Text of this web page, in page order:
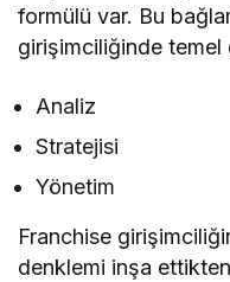
formülü var. Bu
girişimciliğinde temel
Analiz
Stratejisi
Yönetim
Franchise
denklemi inşa